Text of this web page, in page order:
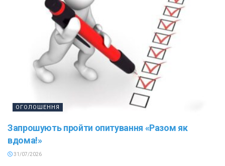
ОГОЛОШЕННЯ
Запрошують пройти опитування «Разом як
вдома!»
31/07/2026